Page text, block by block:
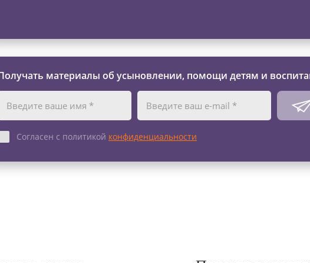
материалы об усыновлении, помощи детям и
Согласен с политикой конфиденциальности